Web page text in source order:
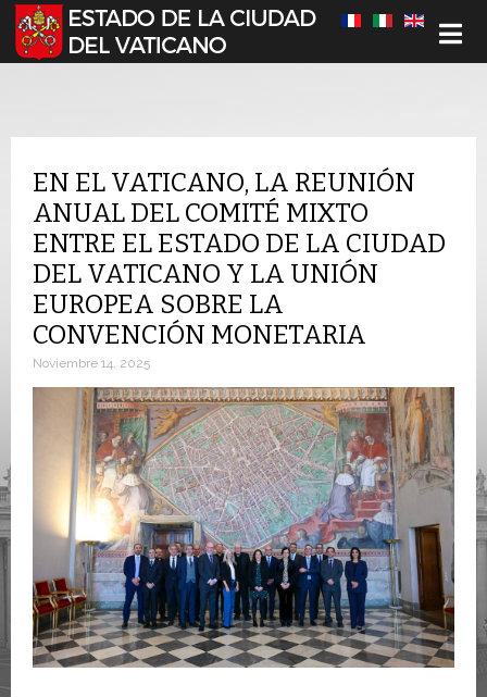
Seleccione su idioma
EN EL VATICANO, LA REUNIÓN
ANUAL DEL COMITÉ MIXTO
ENTRE EL ESTADO DE LA CIUDAD
DEL VATICANO Y LA UNIÓN
EUROPEA SOBRE LA
CONVENCIÓN MONETARIA
Noviembre 14, 2025